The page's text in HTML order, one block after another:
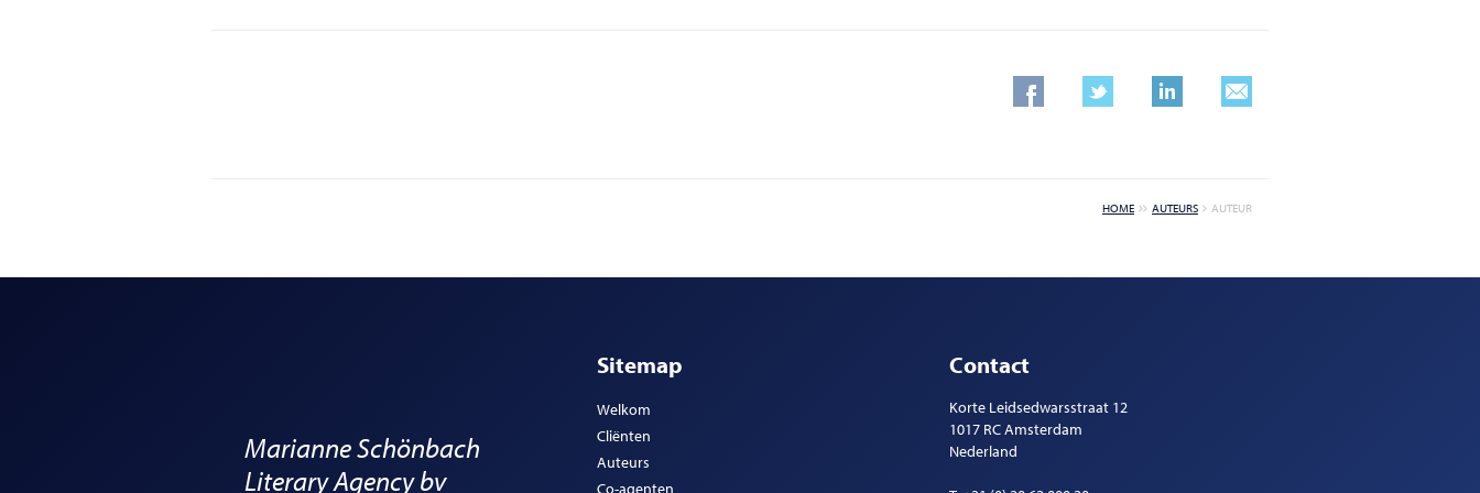
HOME AUTEURS AUTEUR
Marianne Schönbach
Literary Agency bv
Sitemap
Welkom
Cliënten
Auteurs
Co-agenten
Contact
Korte Leidsedwarsstraat 12
1017 RC Amsterdam
Nederland